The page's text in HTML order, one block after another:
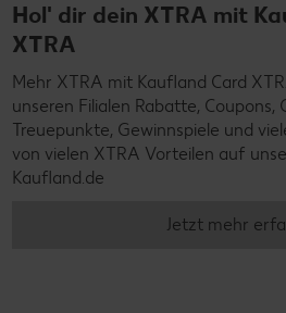
Hol' dir dein XTRA mit
XTRA
Mehr XTRA mit Kaufland Card
unseren Filialen Rabatte, Coupons,
Treuepunkte, Gewinnspiele und
von vielen XTRA Vorteilen auf
Kaufland.de
Jetzt mehr